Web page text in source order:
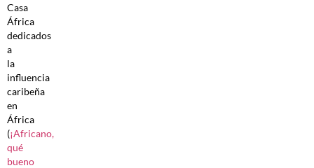
Casa
África
dedicados
a
la
influencia
caribeña
en
África
(¡Africano,
qué
bueno